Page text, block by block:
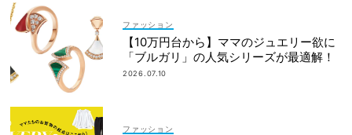
ファッション
【10万円台から】ママのジュエリー欲に
「ブルガリ」の人気シリーズが最適解！
2026.07.10
ファッション